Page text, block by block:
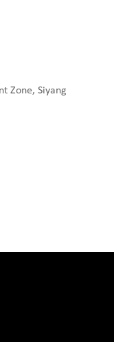
Zone, Siyang